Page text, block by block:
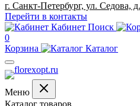
г. Санкт-Петербург, ул. Седова,
Перейти в контакты
Кабинет Поиск
0
Корзина
Каталог
Меню